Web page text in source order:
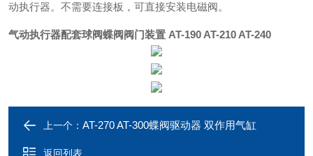
动执行器。不需要连接板，可直接安装电磁阀。
气动执行器配套球阀蝶阀阀门装置 AT-190 AT-210 AT-240
上一个： AT-270 AT-300蝶阀驱动器 双作用气缸
返回列表